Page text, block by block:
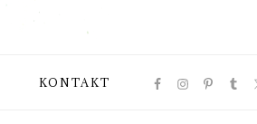
KONTAKT
NAVIGATION